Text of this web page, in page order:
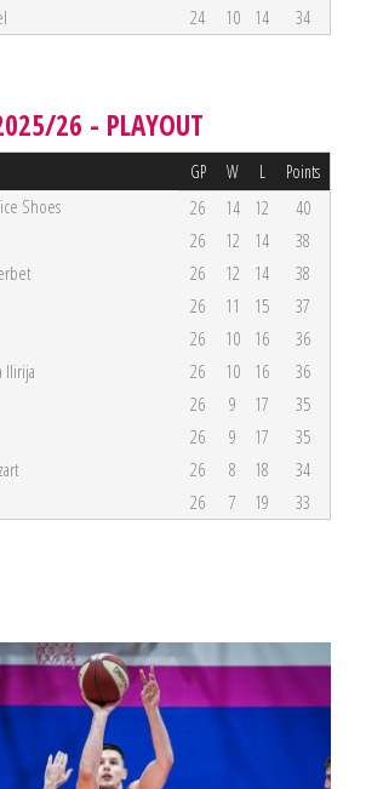
24 10 14 34
26 - PLAYOUT
GP W L Points
Shoes 26 14 12
40
26 12 14
38
26 12 14
38
26 11 15
37
26 10 16
36
Ilirija 26 10 16
36
26 9 17
35
26 9 17
35
26 8 18
34
26 7 19 33